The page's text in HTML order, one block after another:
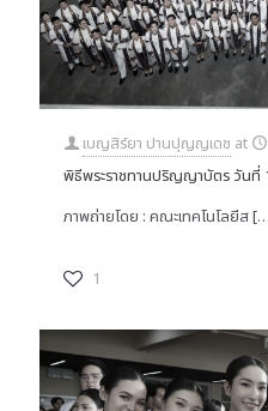
เบญสิร์ยา ปานปุญญเดช at
พิธีพระราชทานปริญญาบัตร วันที่
ภาพถ่ายโดย : คณะเทคโนโลยีส
1